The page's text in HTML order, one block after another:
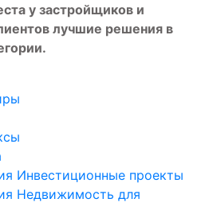
у застройщиков и
лучшие решения в
Инвестиционные проекты
Недвижимость для